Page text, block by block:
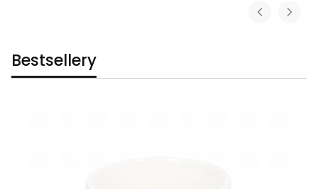
Bestsellery